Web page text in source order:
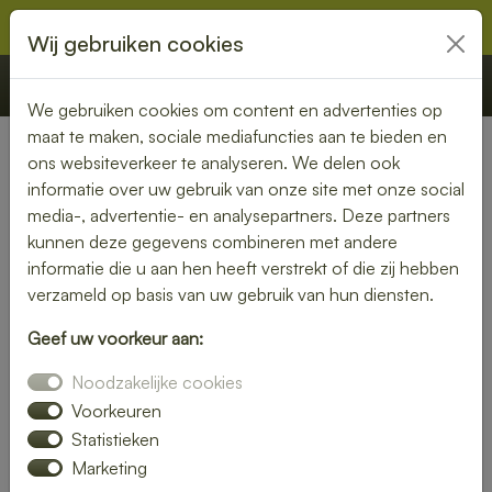
€ 0,00 Offerte Bestellen
Nederland»Gelderland» Doesburg
Lunch bezorgen in Doesburg
– vers, snel en zorgeloos
genieten
bezorgen in Doesburg en geniet van verse, smakelijke
gerechten zonder gedoe. Van luxe broodjes tot gezonde
bowls – wij bezorgen jouw favoriete lunch waar jij maar wilt.
Bestel eenvoudig online en wij zorgen voor een snelle
Wij gebruiken cookies
We gebruiken cookies om content en advertenties op
maat te maken, sociale mediafuncties aan te bieden en
ons websiteverkeer te analyseren. We delen ook
informatie over uw gebruik van onze site met onze social
media-, advertentie- en analysepartners. Deze partners
kunnen deze gegevens combineren met andere
informatie die u aan hen heeft verstrekt of die zij hebben
verzameld op basis van uw gebruik van hun diensten.
Geef uw voorkeur aan:
Noodzakelijke cookies
Voorkeuren
Statistieken
Marketing